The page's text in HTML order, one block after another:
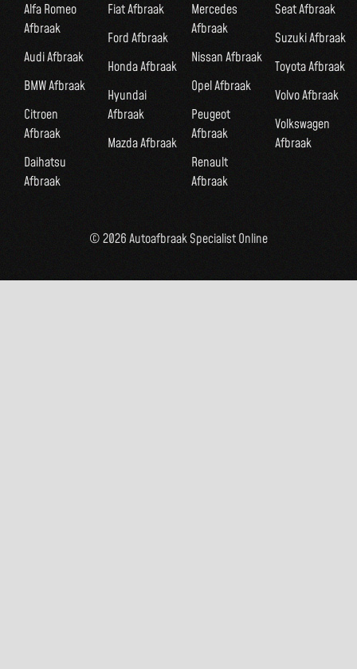
Alfa Romeo
Afbraak
Audi Afbraak
BMW Afbraak
Citroen
Afbraak
Daihatsu
Afbraak
Fiat Afbraak
Ford Afbraak
Honda Afbraak
Hyundai
Afbraak
Mazda Afbraak
Mercedes
Afbraak
Nissan Afbraak
Opel Afbraak
Peugeot
Afbraak
Renault
Afbraak
Seat Afbraak
Suzuki Afbraak
Toyota Afbraak
Volvo Afbraak
Volkswagen
Afbraak
© 2026 Autoafbraak Specialist Online